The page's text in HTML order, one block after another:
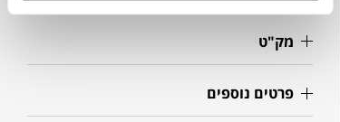
מק"ט
פרטים נוספים